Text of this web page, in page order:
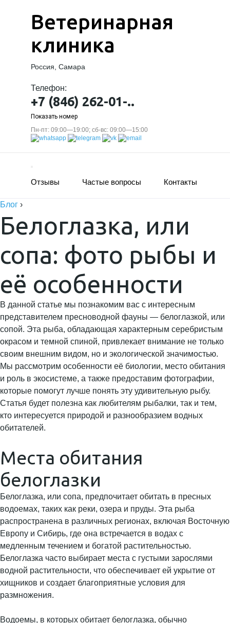
Ветеринарная
клиника
Россия, Самара
Телефон:
+7 (846) 262-01-..
Показать номер
Пн-пт: 09:00—19:00; сб-вс: 09:00—15:00
Отзывы Частые вопросы Контакты
Блог ›
Белоглазка, или
сопа: фото рыбы и
её особенности
В данной статье мы познакомим вас с интересным
представителем пресноводной фауны — белоглазкой, или
сопой. Эта рыба, обладающая характерным серебристым
окрасом и темной спиной, привлекает внимание не только
своим внешним видом, но и экологической значимостью.
Мы рассмотрим особенности её биологии, место обитания
и роль в экосистеме, а также предоставим фотографии,
которые помогут лучше понять эту удивительную рыбу.
Статья будет полезна как любителям рыбалки, так и тем,
кто интересуется природой и разнообразием водных
обитателей.
Места обитания
белоглазки
Белоглазка, или сопа, предпочитает обитать в пресных
водоемах, таких как реки, озера и пруды. Эта рыба
распространена в различных регионах, включая Восточную
Европу и Сибирь, где она встречается в водах с
медленным течением и богатой растительностью.
Белоглазка часто выбирает места с густыми зарослями
водной растительности, что обеспечивает ей укрытие от
хищников и создает благоприятные условия для
размножения.
Водоемы, в которых обитает белоглазка, обычно